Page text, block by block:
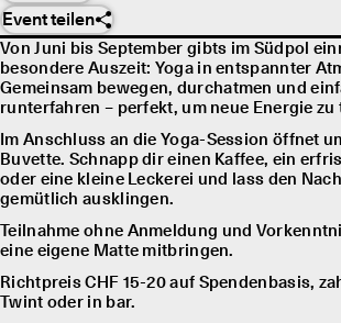
Event teilen
Von Juni bis September gibts im Südpol
besondere Auszeit: Yoga in entspannter
Gemeinsam bewegen, durchatmen und
runterfahren – perfekt, um neue Energie zu
Im Anschluss an die Yoga-Session öffnet
Buvette. Schnapp dir einen Kaffee, ein
oder eine kleine Leckerei und lass den
gemütlich ausklingen.
Teilnahme ohne Anmeldung und
eine eigene Matte mitbringen.
Richtpreis CHF 15-20 auf Spendenbasis,
Twint oder in bar.